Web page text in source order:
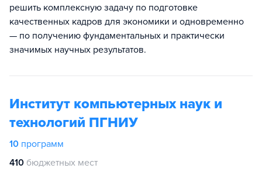
решить комплексную задачу по подготовке
качественных кадров для экономики и одновременно
— по получению фундаментальных и практически
значимых научных результатов.
Институт компьютерных наук и
технологий ПГНИУ
10 программ
410 бюджетных мест